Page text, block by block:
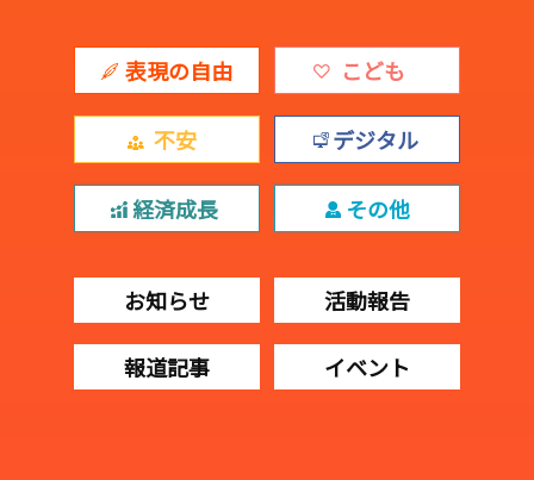
表現の自由 こども
不安 デジタル
経済成長 その他
お知らせ 活動報告
報道記事 イベント